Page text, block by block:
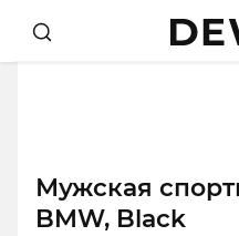
Мужская
BMW, Black